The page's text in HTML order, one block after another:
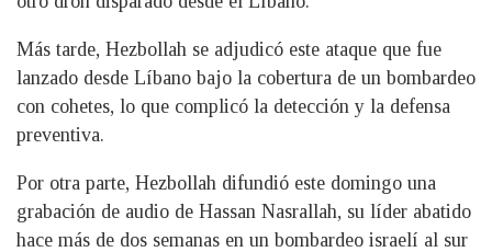
Más tarde, Hezbollah se adjudicó este ataque que fue
lanzado desde Líbano bajo la cobertura de un bombardeo
con cohetes, lo que complicó la detección y la defensa
preventiva.
Por otra parte, Hezbollah difundió este domingo una
grabación de audio de Hassan Nasrallah, su líder abatido
hace más de dos semanas en un bombardeo israelí al sur